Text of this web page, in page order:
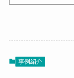
事例紹介